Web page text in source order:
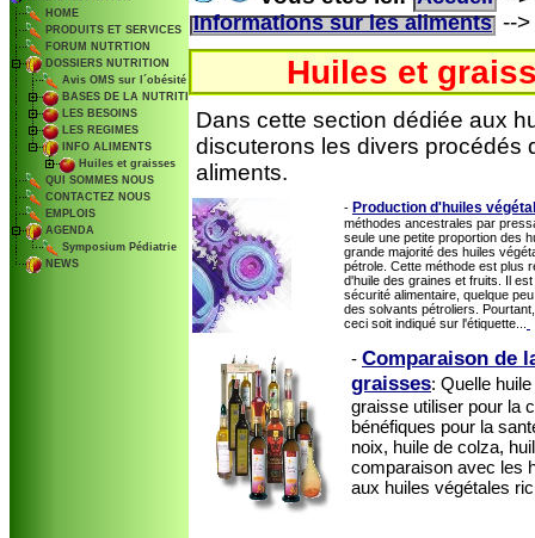
HOME
PRODUITS ET SERVICES
FORUM NUTRTION
DOSSIERS NUTRITION
Avis OMS sur l´obésité
BASES DE LA NUTRITION
LES BESOINS
LES REGIMES
INFO ALIMENTS
Huiles et graisses
QUI SOMMES NOUS
CONTACTEZ NOUS
EMPLOIS
AGENDA
Symposium Pédiatrie
NEWS
Informations sur les aliments -->
Huiles et
Dans cette section dédiée aux
discuterons les divers procédés
aliments.
- Production d'huiles
méthodes ancestrales par
seule une petite proportion des
grande majorité des huiles
pétrole. Cette méthode est plus
d'huile des graines et fruits. Il
sécurité alimentaire, quelque
des solvants pétroliers.
ceci soit indiqué sur l'étiquette...
- Comparaison de
graisses: Quelle
graisse utiliser pour la
bénéfiques pour la
noix, huile de colza,
comparaison avec les
aux huiles végétales